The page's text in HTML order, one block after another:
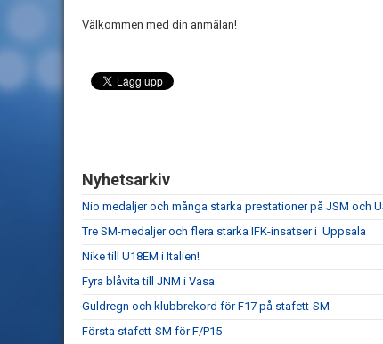
Välkommen med din anmälan!
Nyhetsarkiv
Nio medaljer och många starka prestationer på JSM och
Tre SM-medaljer och flera starka IFK-insatser i Uppsala
Nike till U18EM i Italien!
Fyra blåvita till JNM i Vasa
Guldregn och klubbrekord för F17 på stafett-SM
Första stafett-SM för F/P15